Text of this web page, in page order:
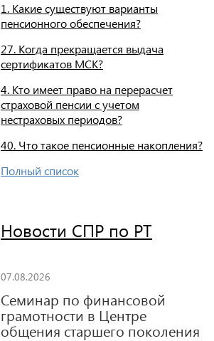
1. Какие существуют варианты
пенсионного обеспечения?
27. Когда прекращается выдача
сертификатов МСК?
4. Кто имеет право на перерасчет
страховой пенсии с учетом
нестраховых периодов?
40. Что такое пенсионные накопления?
Полный список
Новости СПР по РТ
07.08.2026
Семинар по финансовой
грамотности в Центре
общения старшего поколения